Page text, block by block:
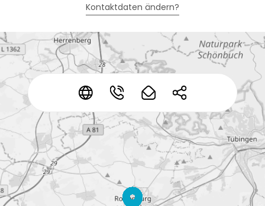
* * * *
Kontaktdaten ändern?